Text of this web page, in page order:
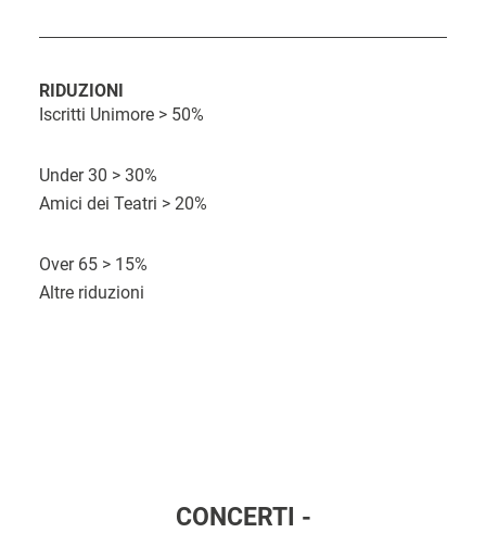
a
t
O
r
o
s
o
n
d
a
c
u
RIDUZIONI
Iscritti Unimore > 50%
Under 30 > 30%
Amici dei Teatri > 20%
Over 65 > 15%
Altre riduzioni
CONCERTI -